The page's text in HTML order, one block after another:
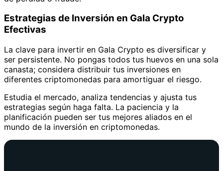
Estrategias de Inversión en Gala Crypto
Efectivas
La clave para invertir en Gala Crypto es diversificar y
ser persistente. No pongas todos tus huevos en una sola
canasta; considera distribuir tus inversiones en
diferentes criptomonedas para amortiguar el riesgo.
Estudia el mercado, analiza tendencias y ajusta tus
estrategias según haga falta. La paciencia y la
planificación pueden ser tus mejores aliados en el
mundo de la inversión en criptomonedas.